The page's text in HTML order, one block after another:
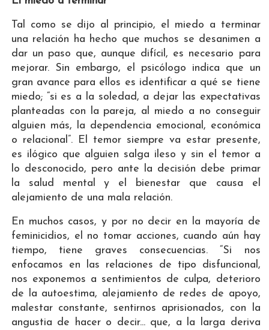
Tal como se dijo al principio, el miedo a terminar
una relación ha hecho que muchos se desanimen a
dar un paso que, aunque difícil, es necesario para
mejorar. Sin embargo, el psicólogo indica que un
gran avance para ellos es identificar a qué se tiene
miedo; “si es a la soledad, a dejar las expectativas
planteadas con la pareja, al miedo a no conseguir
alguien más, la dependencia emocional, económica
o relacional”. El temor siempre va estar presente,
es ilógico que alguien salga ileso y sin el temor a
lo desconocido, pero ante la decisión debe primar
la salud mental y el bienestar que causa el
alejamiento de una mala relación.
En muchos casos, y por no decir en la mayoría de
feminicidios, el no tomar acciones, cuando aún hay
tiempo, tiene graves consecuencias. “Si nos
enfocamos en las relaciones de tipo disfuncional,
nos exponemos a sentimientos de culpa, deterioro
de la autoestima, alejamiento de redes de apoyo,
malestar constante, sentirnos aprisionados, con la
angustia de hacer o decir... que, a la larga deriva